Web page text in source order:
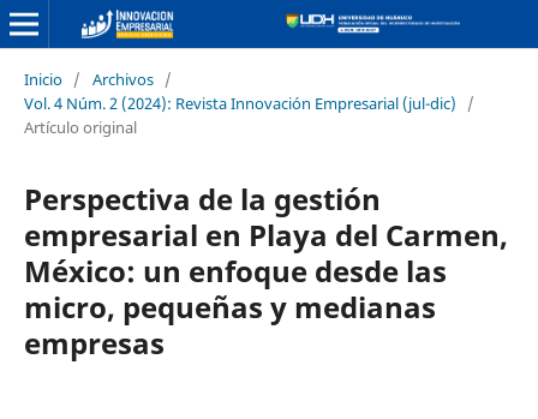
Inicio / Archivos /
Vol. 4 Núm. 2 (2024): Revista Innovación Empresarial (jul-dic)
/
Artículo original
Perspectiva de la gestión
empresarial en Playa del Carmen,
México: un enfoque desde las
micro, pequeñas y medianas
empresas